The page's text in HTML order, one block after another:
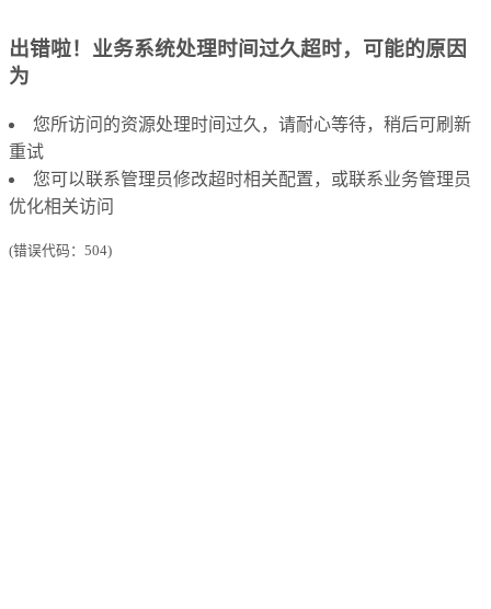
出错啦！业务系统处理时间过久超时，可能的原因
为
您所访问的资源处理时间过久，请耐心等待，稍后可刷新
重试
您可以联系管理员修改超时相关配置，或联系业务管理员
优化相关访问
(错误代码：504)